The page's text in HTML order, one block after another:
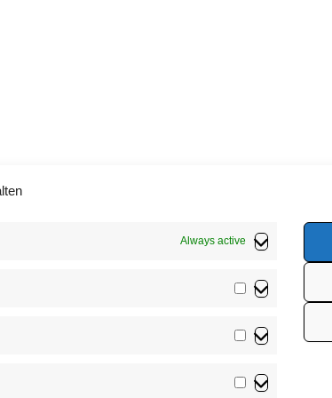
Always active
Vorlieben
Statistiken
Marketing